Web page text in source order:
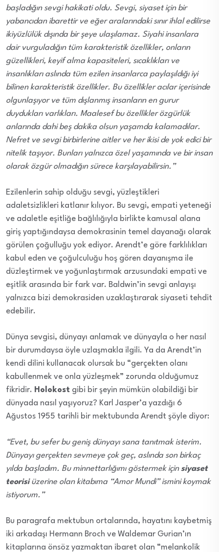
başladığın sevgi hakikati oldu. Sevgi, siyaset için bir
yabancıdan ibarettir ve eğer aralarındaki sınır ihlal edilirse
ikiyüzlülük dışında bir şeye ulaşılamaz. Siyahi insanlara
dair vurguladığın tüm karakteristik özellikler, onların
güzellikleri, keyif alma kapasiteleri, sıcaklıkları ve
insanlıkları aslında tüm ezilen insanlarca paylaşıldığı iyi
bilinen karakteristik özellikler. Bu özellikler acılar içerisinde
olgunlaşıyor ve tüm dışlanmış insanların en gurur
duydukları varlıkları. Maalesef bu özellikler özgürlük
anlarında dahi beş dakika olsun yaşamda kalamadılar.
Nefret ve sevgi birbirlerine aitler ve her ikisi de yok edici bir
nitelik taşıyor. Bunları yalnızca özel yaşamında ve bir insan
olarak özgür olmadığın sürece karşılayabilirsin.”
Ezilenlerin sahip olduğu sevgi, yüzleştikleri
adaletsizlikleri katlanır kılıyor. Bu sevgi, empati yeteneği
ve adaletle eşitliğe bağlılığıyla birlikte kamusal alana
giriş yaptığındaysa demokrasinin temel dayanağı olarak
görülen çoğulluğu yok ediyor. Arendt’e göre farklılıkları
kabul eden ve çoğulculuğu hoş gören dayanışma ile
düzleştirmek ve yoğunlaştırmak arzusundaki empati ve
eşitlik arasında bir fark var. Baldwin’in sevgi anlayışı
yalnızca bizi demokrasiden uzaklaştırarak siyaseti tehdit
edebilir.
Dünya sevgisi, dünyayı anlamak ve dünyayla o her nasıl
bir durumdaysa öyle uzlaşmakla ilgili. Ya da Arendt’in
kendi dilini kullanacak olursak bu “gerçekten olanı
kabullenmek ve onla yüzleşmek” zorunda olduğumuz
fikridir. Holokost gibi bir şeyin mümkün olabildiği bir
dünyada nasıl yaşıyoruz? Karl Jasper’a yazdığı 6
Ağustos 1955 tarihli bir mektubunda Arendt şöyle diyor:
“Evet, bu sefer bu geniş dünyayı sana tanıtmak isterim.
Dünyayı gerçekten sevmeye çok geç, aslında son birkaç
yılda başladım. Bu minnettarlığımı göstermek içinsiyaset
teorisiüzerine olan kitabıma “Amor Mundi” ismini koymak
istiyorum.”
Bu paragrafa mektubun ortalarında, hayatını kaybetmiş
iki arkadaşı Hermann Broch ve Waldemar Gurian’ın
kitaplarına önsöz yazmaktan ibaret olan “melankolik